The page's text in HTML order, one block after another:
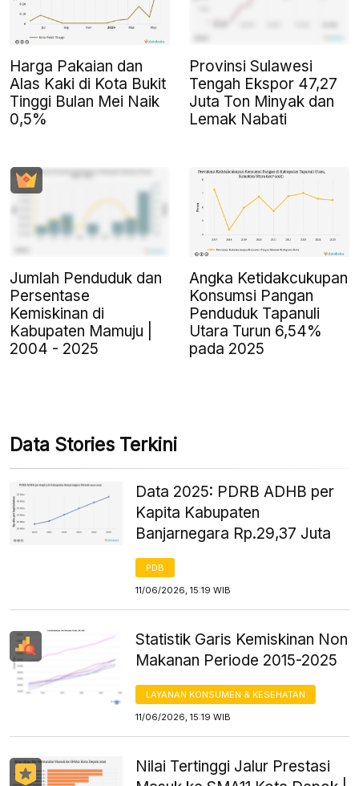
Harga Pakaian dan
Alas Kaki di Kota Bukit
Tinggi Bulan Mei Naik
0,5%
Provinsi Sulawesi
Tengah Ekspor 47,27
Juta Ton Minyak dan
Lemak Nabati
Jumlah Penduduk dan
Persentase
Kemiskinan di
Kabupaten Mamuju |
2004 - 2025
Angka Ketidakcukupan
Konsumsi Pangan
Penduduk Tapanuli
Utara Turun 6,54%
pada 2025
Data Stories Terkini
Data 2025: PDRB ADHB per
Kapita Kabupaten
Banjarnegara Rp.29,37 Juta
PDB
11/06/2026, 15:19 WIB
Statistik Garis Kemiskinan Non
Makanan Periode 2015-2025
LAYANAN KONSUMEN & KESEHATAN
11/06/2026, 15:19 WIB
Nilai Tertinggi Jalur Prestasi